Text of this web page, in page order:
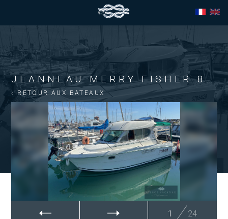
JEANNEAU MERRY FISHER 805
‹ RETOUR AUX BATEAUX
1 24